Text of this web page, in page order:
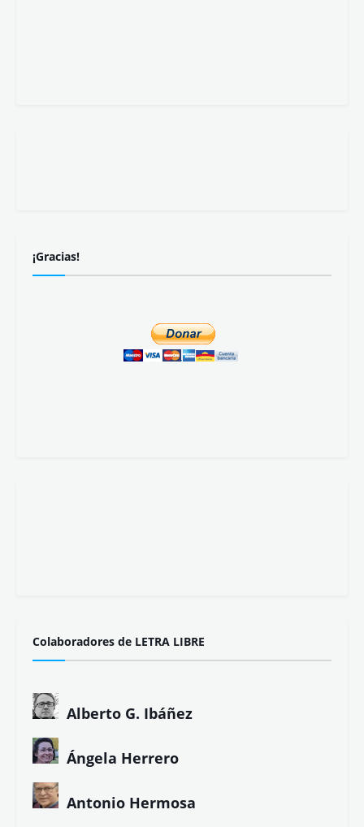
¡Gracias!
Colaboradores de LETRA LIBRE
Alberto G. Ibáñez
Ángela Herrero
Antonio Hermosa